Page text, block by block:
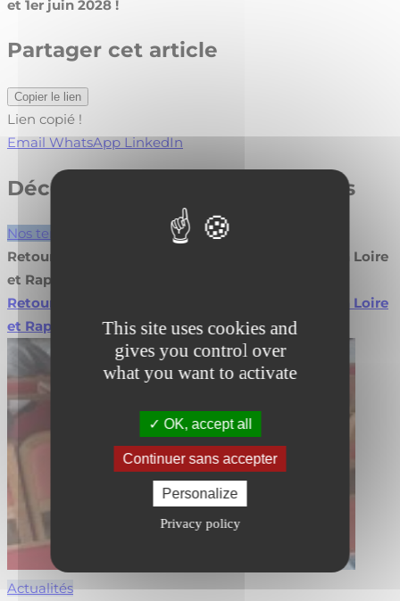
This site uses cookies and
gives you control over
what you want to activate
OK, accept all
Continuer sans accepter
Personalize
Privacy policy
et 1er juin 2028 !
Partager cet article
Copier le lien
Lien copié !
Email WhatsApp LinkedIn
Découvrez nos autres actualités
Nos temps forts
Retour sur l’Assemblée Générale Fibois Pays de la Loire
et Rapport d’Activité 2026
Retour sur l’Assemblée Générale Fibois Pays de la Loire
et Rapport d’Activité 2026 Lire la suite
Actualités